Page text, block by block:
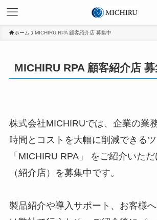
ホーム MICHIRU RPA 顧客紹介店 募集中
MICHIRU RPA 顧客紹介店 募
株式会社MICHIRUでは、企業の業
時間とコストを大幅に削減できる
「MICHIRU RPA」 をご紹介いた
（紹介店）を募集中です。
製品紹介や導入サポート、お客様